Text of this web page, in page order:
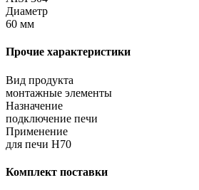
Диаметр
60 мм
Прочие характеристики
Вид продукта
монтажные элементы
Назначение
подключение печи
Применение
для печи H70
Комплект поставки